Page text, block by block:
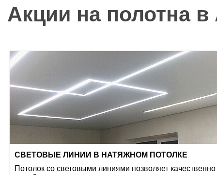
Акции на полотна в
СВЕТОВЫЕ ЛИНИИ В НАТЯЖНОМ ПОТОЛКЕ
Потолок со световыми линиями позволяет качественно